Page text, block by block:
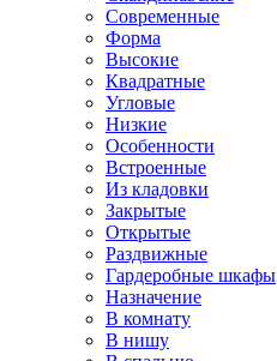
Современные
Форма
Высокие
Квадратные
Угловые
Низкие
Особенности
Встроенные
Из кладовки
Закрытые
Открытые
Раздвижные
Гардеробные шкафы
Назначение
В комнату
В нишу